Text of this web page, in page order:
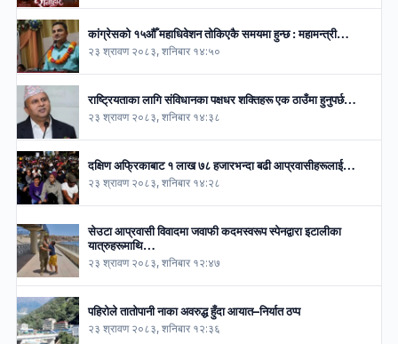
कांग्रेसको १५औँ महाधिवेशन तोकिएकै समयमा हुन्छ : महामन्त्री…
२३ श्रावण २०८३, शनिबार १४:५०
राष्ट्रियताका लागि संविधानका पक्षधर शक्तिहरू एक ठाउँमा हुनुपर्छ…
२३ श्रावण २०८३, शनिबार १४:३८
दक्षिण अफ्रिकाबाट १ लाख ७८ हजारभन्दा बढी आप्रवासीहरूलाई…
२३ श्रावण २०८३, शनिबार १४:२८
सेउटा आप्रवासी विवादमा जवाफी कदमस्वरूप स्पेनद्वारा इटालीका
यात्रुहरूमाथि…
२३ श्रावण २०८३, शनिबार १२:४७
पहिरोले तातोपानी नाका अवरुद्ध हुँदा आयात–निर्यात ठप्प
२३ श्रावण २०८३, शनिबार १२:३६